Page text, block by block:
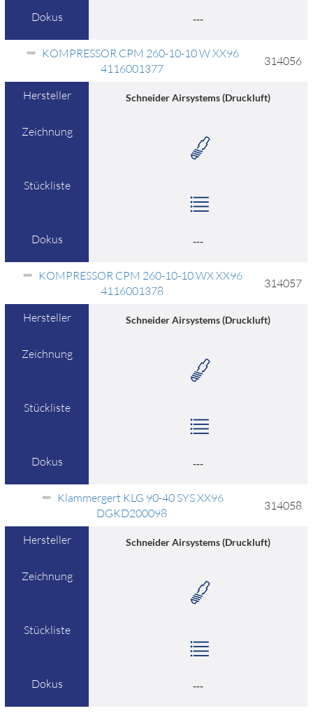
Dokus ---
KOMPRESSOR CPM 260-10-10 W XX96
4116001377
314056
Hersteller Schneider Airsystems (Druckluft)
Zeichnung
Stückliste
Dokus ---
KOMPRESSOR CPM 260-10-10 WX XX96
4116001378
314057
Hersteller Schneider Airsystems (Druckluft)
Zeichnung
Stückliste
Dokus ---
Klammergert KLG 90-40 SYS XX96
DGKD200098
314058
Hersteller Schneider Airsystems (Druckluft)
Zeichnung
Stückliste
Dokus ---